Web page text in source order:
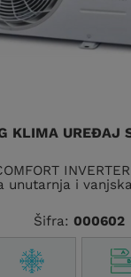
KLIMA UREĐAJ
unutarnja i
Šifra: 000602